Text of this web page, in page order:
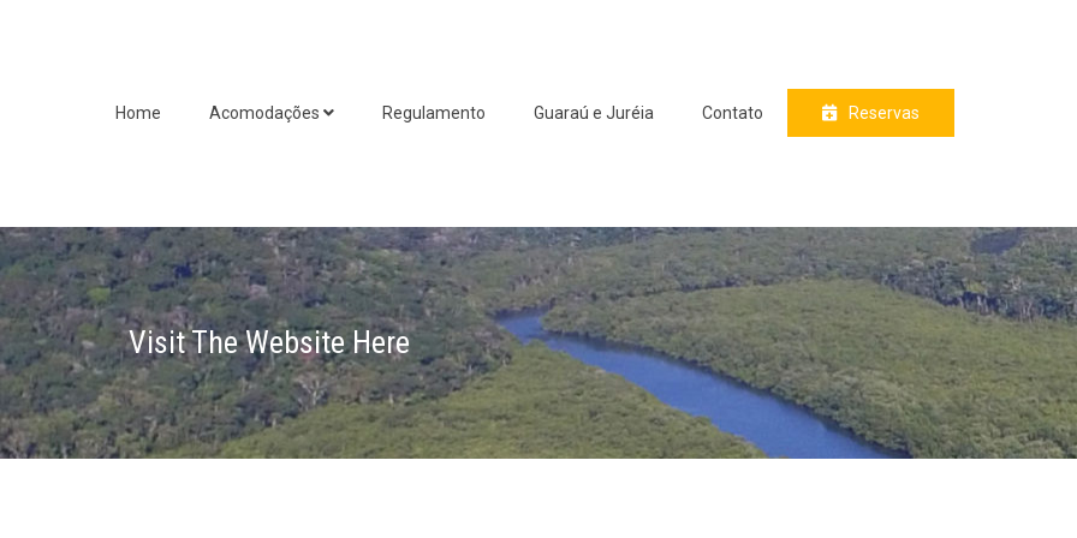
Home Acomodações Regulamento Guaraú e Juréia Contato Reservas
Visit The Website Here